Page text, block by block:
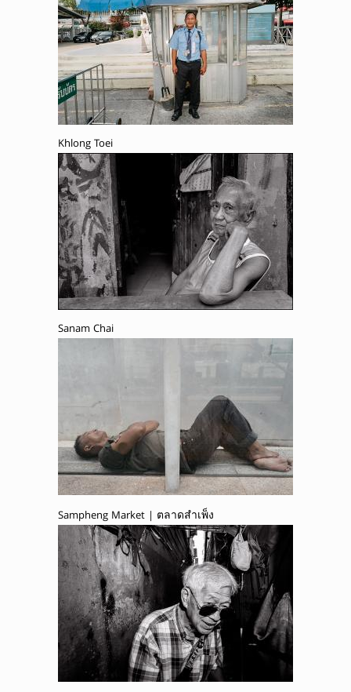
Khlong Toei
Sanam Chai
Sampheng Market | ตลาดสำเพ็ง